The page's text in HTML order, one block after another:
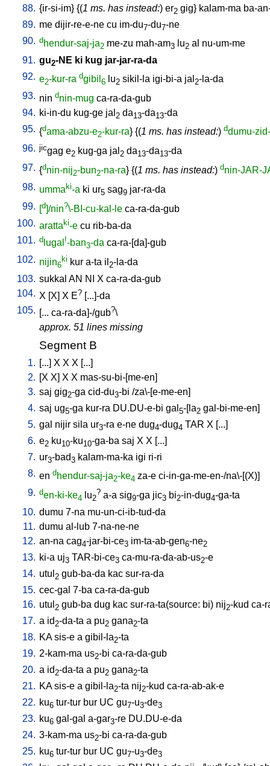
88. {ir-si-im} {(1 ms. has instead:) er2 gig} kalam-ma ba-
89. me dijir-re-e-ne cu im-du7-du7-ne
90. dhendur-saj-ja2 me-zu mah-am3 lu2 al nu-um-me
91. gu2-NE ki kug jar-jar-ra-da
92. e2-kur-ra dgibil 6 lu2 sikil-la igi-bi-a jal 2-la-da
93. nin dnin-mug ca-ra-da-gub
94. ki-in-du kug-ge jal 2 da13-da13-da
95. {dama-abzu-e2-kur-ra} {(1 ms. has instead:) ddumu-
96. jicgag e2 kug-ga jal 2 da13-da13-da
97. {dnin-nij2-bun2-na-ra} {(1 ms. has instead:) dnin-JAR-
98. ummaki-a ki ur5 sag9 jar-ra-da
99. [d]/nin?\-BI-cu-kal-le ca-ra-da-gub
100. arattaki-e cu rib-ba-da
101. d lugal !-ban3-da ca-ra-[da]-gub
102. nijin6
ki kur a-ta il 2-la-da
103. sukkal AN NI X ca-ra-da-gub
104. X [X] X E? [...]-da
105. [... ca-ra-da]-/gub?\
approx. 51 lines missing
Segment B
1. [...] X X X [...]
2. [X X] X X mas-su-bi-[me-en]
3. saj gig2-ga cid-du3-bi /za\-[e-me-en]
4. saj ug5-ga kur-ra DU.DU-e-bi gal 5-[la2 gal-bi-me-en]
5. gal nijir sila ur3-ra e-ne dug4-dug4 TAR X [...]
6. e2 ku10-ku10-ga-ba saj X X [...]
7. ur3-bad3 kalam-ma-ka igi ri-ri
8. en dhendur-saj-ja2-ke4 za-e ci-in-ga-me-en-/na\-[(X)]
9. den-ki-ke4 lu2
? a-a sig9-ga jic3 bi2-in-dug4-ga-ta
10. dumu 7-na mu-un-ci-ib-tud-da
11. dumu al-lub 7-na-ne-ne
12. an-na cag4-jar-bi-ce3 im-ta-ab-gen6-ne2
13. ki-a uj3 TAR-bi-ce3 ca-mu-ra-da-ab-us2-e
14. utul 2 gub-ba-da kac sur-ra-da
15. cec-gal 7-ba ca-ra-da-gub
16. utul 2 gub-ba dug kac sur-ra-ta(source: bi) nij2-kud ca-
17. a id 2-da-ta a pu2 gana2-ta
18. KA sis-e a gibil-la2-ta
19. 2-kam-ma us2-bi ca-ra-da-gub
20. a id 2-da-ta a pu2 gana2-ta
21. KA sis-e a gibil-la2-ta nij2-kud ca-ra-ab-ak-e
22. ku6 tur-tur bur UC gu7-u3-de3
23. ku6 gal-gal a-gar3-re DU.DU-e-da
24. 3-kam-ma us2-bi ca-ra-da-gub
25. ku6 tur-tur bur UC gu7-u3-de3